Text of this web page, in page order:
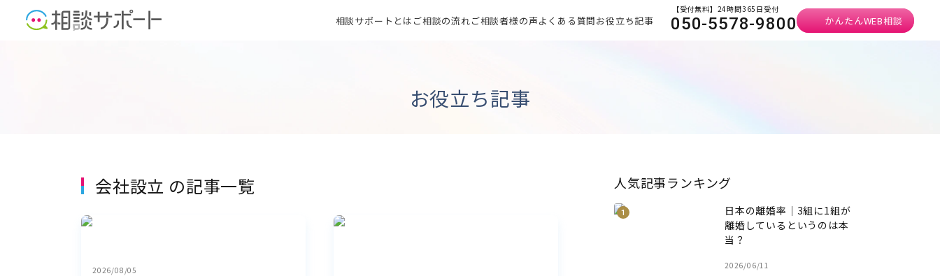
相談サポートとは ご相談の流れご相談者様の声よくある質問お役立ち記事
【受付無料】24時間365日受付
050-5578-9800 かんたんWEB相談
お役立ち記事
会社設立 の記事一覧
2026/08/05
人気記事ランキング
日本の離婚率｜3組に1組が
離婚しているというのは本
当？
2026/06/11